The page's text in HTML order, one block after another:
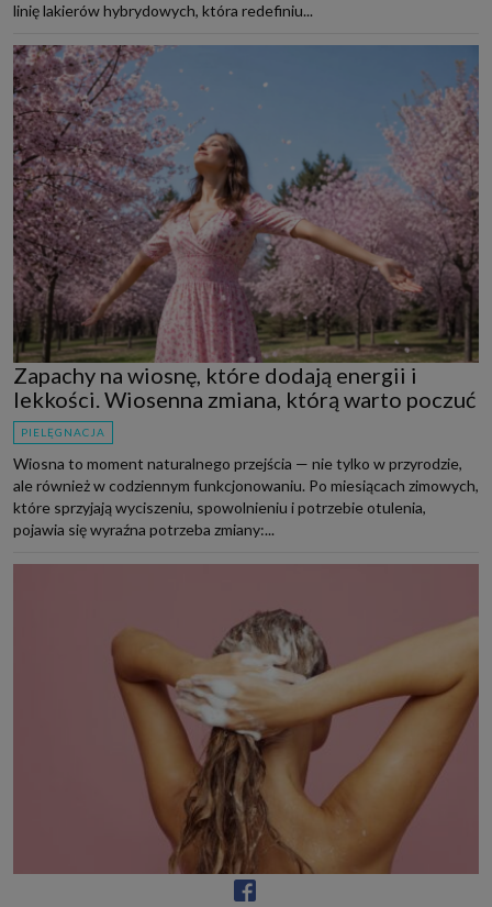
linię lakierów hybrydowych, która redefiniu...
Zapachy na wiosnę, które dodają energii i
lekkości. Wiosenna zmiana, którą warto poczuć
PIELĘGNACJA
Wiosna to moment naturalnego przejścia — nie tylko w przyrodzie,
ale również w codziennym funkcjonowaniu. Po miesiącach zimowych,
które sprzyjają wyciszeniu, spowolnieniu i potrzebie otulenia,
pojawia się wyraźna potrzeba zmiany:...
Kapsułowa pielęgnacja włosów. Baza